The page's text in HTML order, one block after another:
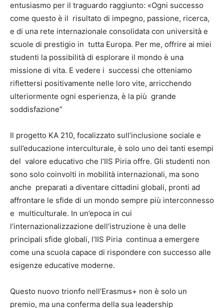
entusiasmo per il traguardo raggiunto: «Ogni successo
come questo è il risultato di impegno, passione, ricerca,
e di una rete internazionale consolidata con università e
scuole di prestigio in tutta Europa. Per me, offrire ai miei
studenti la possibilità di esplorare il mondo è una
missione di vita. E vedere i successi che otteniamo
riflettersi positivamente nelle loro vite, arricchendo
ulteriormente ogni esperienza, è la più grande
soddisfazione”
Il progetto KA 210, focalizzato sull’inclusione sociale e
sull’educazione interculturale, è solo uno dei tanti esempi
del valore educativo che l’IIS Piria offre. Gli studenti non
sono solo coinvolti in mobilità internazionali, ma sono
anche preparati a diventare cittadini globali, pronti ad
affrontare le sfide di un mondo sempre più interconnesso
e multiculturale. In un’epoca in cui
l’internazionalizzazione dell’istruzione è una delle
principali sfide globali, l’IIS Piria continua a emergere
come una scuola capace di rispondere con successo alle
esigenze educative moderne.
Questo nuovo trionfo nell’Erasmus+ non è solo un
premio, ma una conferma della sua leadership